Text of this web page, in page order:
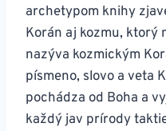
archetypom knihy
Korán aj kozmu, ktorý
nazýva kozmickým
písmeno, slovo a veta
pochádza od Boha a
každý jav prírody